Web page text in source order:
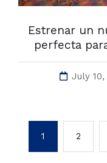
Estrenar un
perfecta
July 10,
1 2